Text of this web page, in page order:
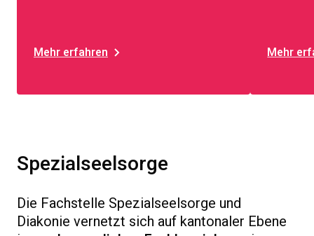
Mehr erfahren Mehr
Spezialseelsorge
Die Fachstelle Spezialseelsorge und
Diakonie vernetzt sich auf kantonaler Ebene